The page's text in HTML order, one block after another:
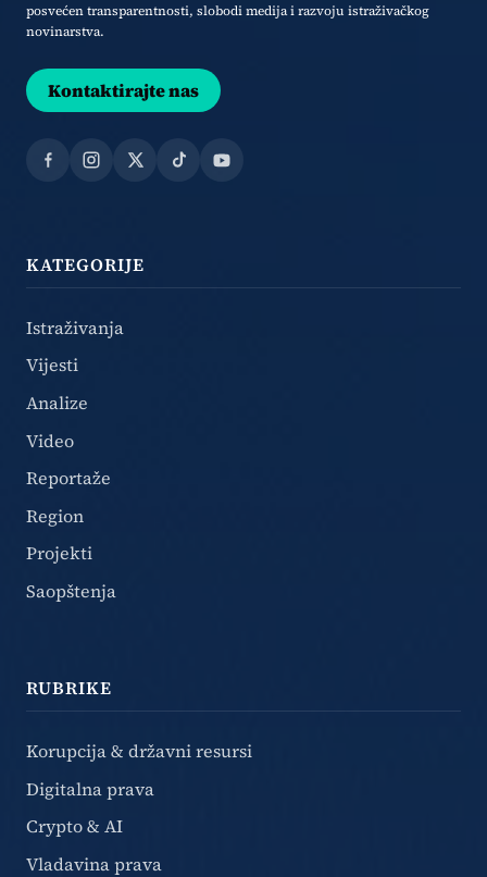
posvećen transparentnosti, slobodi medija i razvoju istraživačkog
novinarstva.
Kontaktirajte nas
Facebook
Instagram
X TikTokYouTube
KATEGORIJE
Istraživanja
Vijesti
Analize
Video
Reportaže
Region
Projekti
Saopštenja
RUBRIKE
Korupcija & državni resursi
Digitalna prava
Crypto & AI
Vladavina prava